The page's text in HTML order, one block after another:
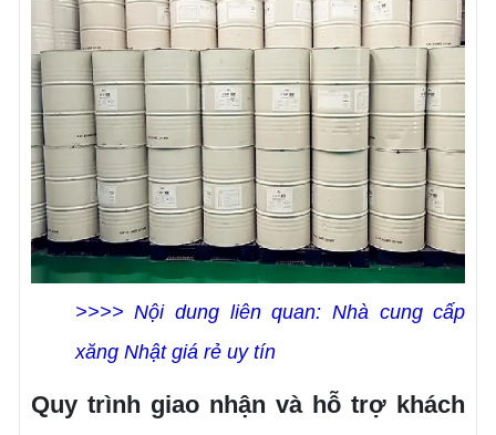
>>>> Nội dung liên quan: Nhà cung cấp
xăng Nhật giá rẻ uy tín
Quy trình giao nhận và hỗ trợ khách